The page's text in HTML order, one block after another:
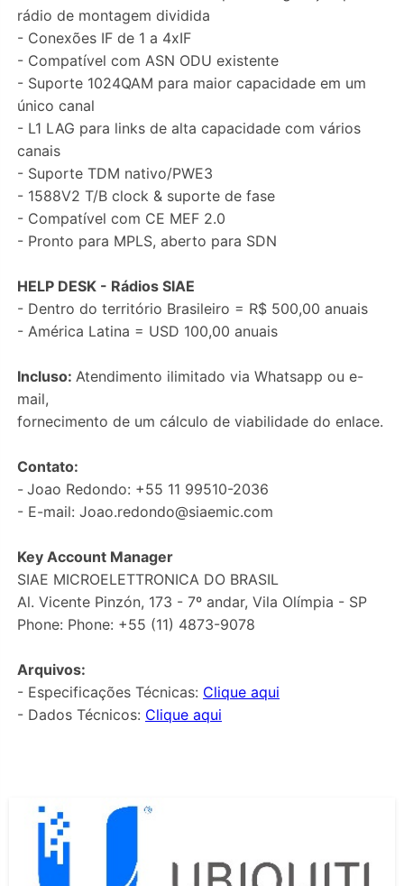
rádio de montagem dividida
- Conexões IF de 1 a 4xIF
- Compatível com ASN ODU existente
- Suporte 1024QAM para maior capacidade em um
único canal
- L1 LAG para links de alta capacidade com vários
canais
- Suporte TDM nativo/PWE3
- 1588V2 T/B clock & suporte de fase
- Compatível com CE MEF 2.0
- Pronto para MPLS, aberto para SDN
HELP DESK - Rádios SIAE
- Dentro do território Brasileiro = R$ 500,00 anuais
- América Latina = USD 100,00 anuais
Incluso: Atendimento ilimitado via Whatsapp ou e-
mail,
fornecimento de um cálculo de viabilidade do enlace.
Contato:
- Joao Redondo: +55 11 99510-2036
- E-mail: Joao.redondo@siaemic.com
Key Account Manager
SIAE MICROELETTRONICA DO BRASIL
Al. Vicente Pinzón, 173 - 7º andar, Vila Olímpia - SP
Phone: Phone: +55 (11) 4873-9078
Arquivos:
- Especificações Técnicas: Clique aqui
- Dados Técnicos: Clique aqui